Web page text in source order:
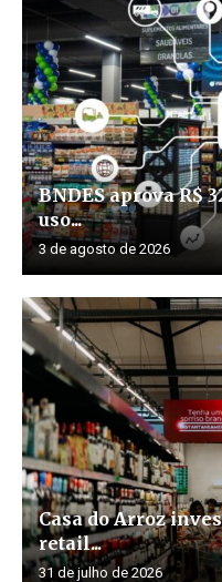
BNDES aprova R$
uso...
3 de agosto de 2026
Casa do Arroz
retail...
31 de julho de 2026